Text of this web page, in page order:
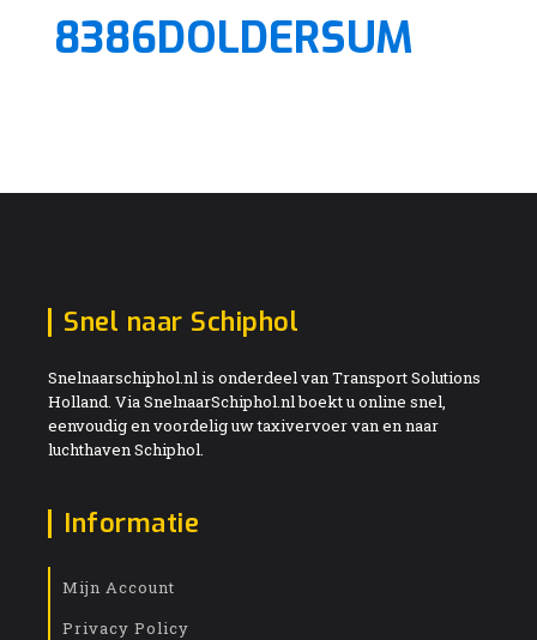
8386DOLDERSUM
Snel naar Schiphol
Snelnaarschiphol.nl is onderdeel van Transport Solutions
Holland. Via SnelnaarSchiphol.nl boekt u online snel,
eenvoudig en voordelig uw taxivervoer van en naar
luchthaven Schiphol.
Informatie
Mijn Account
Privacy Policy